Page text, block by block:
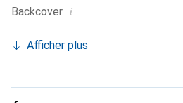
Backcover i
Afficher plus